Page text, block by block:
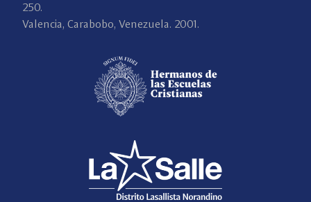
250.
Valencia, Carabobo, Venezuela. 2001.